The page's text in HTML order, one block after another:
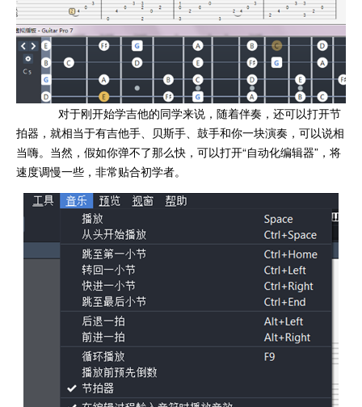
对于刚开始学吉他的同学来说，随着伴奏，还可以打开节
拍器，就相当于有吉他手、贝斯手、鼓手和你一块演奏，可以说相
当嗨。当然，假如你弹不了那么快，可以打开“自动化编辑器”，将
速度调慢一些，非常贴合初学者。